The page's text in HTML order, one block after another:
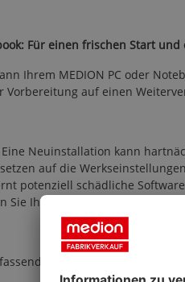
Für einen frischen Start
Ihrem MEDION PC oder
Vorbereitung auf einen
Eine Neuinstallation kann
auf die
potenziell schädliche
Sie Ihren PC oder Ihr
Neuinstallation Ihres